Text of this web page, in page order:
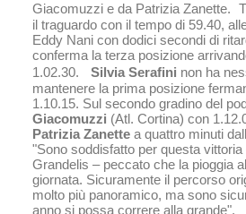
Giacomuzzi e da Patrizia Zanette.
il traguardo con il tempo di 59.40,
Eddy Nani con dodici secondi di
conferma la terza posizione
1.02.30.
Silvia Serafini non ha
mantenere la prima posizione
1.10.15. Sul secondo gradino del
Giacomuzzi (Atl. Cortina) con
Patrizia Zanette a quattro minuti
"Sono soddisfatto per questa vittoria
Grandelis – peccato che la pioggia
giornata. Sicuramente il percorso
molto più panoramico, ma sono
anno si possa correre alla grande".